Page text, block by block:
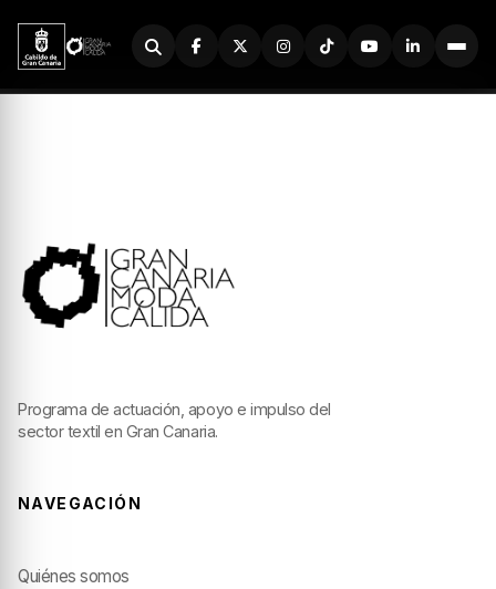
Buscador
Programa de actuación, apoyo e impulso del
sector textil en Gran Canaria.
NAVEGACIÓN
Quiénes somos